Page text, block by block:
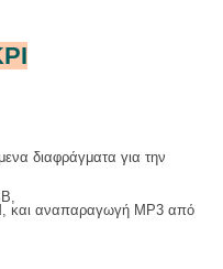
διαφράγματα για την
και αναπαραγωγή MP3 από